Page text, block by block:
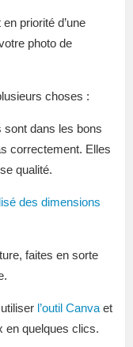
priorité d’une
photo de
choses :
sont dans les bons
correctement. Elles
qualité.
des dimensions
faites en sorte
l’outil Canva et
en quelques clics.